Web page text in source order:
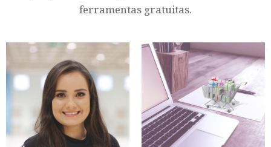
ferramentas gratuitas.